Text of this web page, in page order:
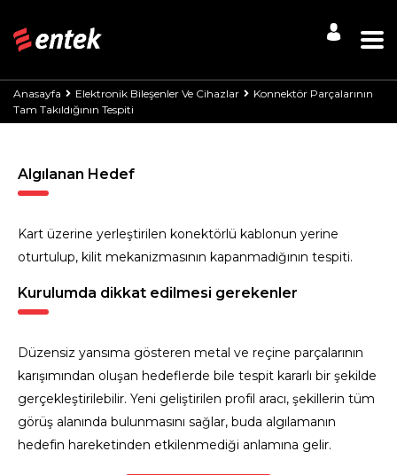
Anasayfa Elektronik Bileşenler Ve Cihazlar
Konnektör Parçalarının
Tam Takıldığının Tespiti
Algılanan Hedef
Kart üzerine yerleştirilen konektörlü kablonun yerine
oturtulup, kilit mekanizmasının kapanmadığının tespiti.
Kurulumda dikkat edilmesi gerekenler
Düzensiz yansıma gösteren metal ve reçine parçalarının
karışımından oluşan hedeflerde bile tespit kararlı bir şekilde
gerçekleştirilebilir. Yeni geliştirilen profil aracı, şekillerin tüm
görüş alanında bulunmasını sağlar, buda algılamanın
hedefin hareketinden etkilenmediği anlamına gelir.